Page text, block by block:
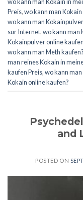
Preis,wo kann man
wo kann man
sur Internet,wo kann man
Kokainpulver online
wo kann man Meth kaufen?
man reines Kokain in
kaufen Preis,wo kann
Kokain online kaufen?
and
POSTED ON